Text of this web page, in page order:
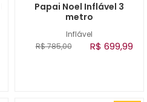
Inflável
Papai Noel Inflável 3
metro
R$ 785,00 R$ 699,99